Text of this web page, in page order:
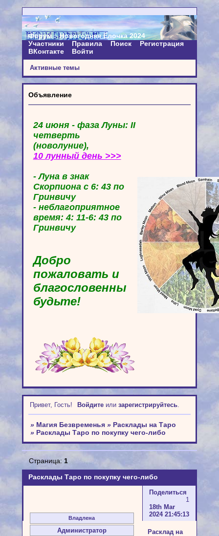
Форум
Новогодняя Ёлочка 2024
Участники
Правила Поиск
Регистрация
ВКонтакте
Войти
Активные темы
Объявление
24 июня - фаза Луны: II
четверть
(новолуние),
10 лунный день >>>
- Луна в знак
Скорпиона с 6: 43 по
Гринвичу
- неблагоприятное
время: 4: 11-6: 43 по
Гринвичу
Добро
пожаловать и
благословенны
будьте!
Привет, Гость! Войдитеили зарегистрируйтесь.
» Магия Безвременья » Расклады на Таро
» Расклады Таро по покупку чего-либо
Расклады Таро по покупку чего-либо
Страница: 1
Поделиться
1
18th Mar
2024 21:45:13
Владлена
Администратор
Расклад на